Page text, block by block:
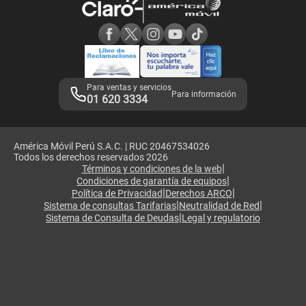
Adquirientes iPhone 6, 6S y SE
Mensaje de Seguridad
Términos y Condiciones de Tienda Claro
Libro de Reclamaciones
Legales de marketplace
Para ventas y servicios
01 620 3334 Para información
América Móvil Perú S.A.C. | RUC 20467534026
Todos los derechos reservados 2026
Términos y condiciones de la web|
Condiciones de garantía de equipos|
Política de Privacidad|Derechos ARCO|
Sistema de consultas Tarifarias|Neutralidad de Red|
Sistema de Consulta de Deudas|Legal y regulatorio